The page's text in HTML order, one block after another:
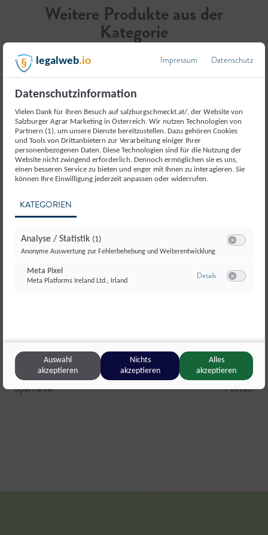
Weitere Produkte aus der
Kategorie
Fleisch und Fleischerzeugnisse
Dorfmetzgerei Helmut Karl,Salzburg
Spanferkel
Untergrub
Polnische,
legalweb.io Impressum Datenschutz
Datenschutzinformation
Vielen Dank für Ihren Besuch auf salzburgschmeckt.at/, der Website von
Salzburger Agrar Marketing in Österreich. Wir nutzen Technologien von
Partnern (1), um unsere Dienste bereitzustellen. Dazu gehören Cookies
und Tools von Drittanbietern zur Verarbeitung einiger Ihrer
personenbezogenen Daten. Diese Technologien sind für die Nutzung der
Website nicht zwingend erforderlich. Dennoch ermöglichen sie es uns,
einen besseren Service zu bieten und enger mit Ihnen zu interagieren. Sie
können Ihre Einwilligung jederzeit anpassen oder widerrufen.
KATEGORIEN
Analyse / Statistik (1)
Anonyme Auswertung zur Fehlerbehebung und Weiterentwicklung
Meta Pixel
Meta Platforms Ireland Ltd., Irland
Detailszu Meta Pixel
Auswahl
akzeptieren
Nichts
akzeptieren
Alles
akzeptieren